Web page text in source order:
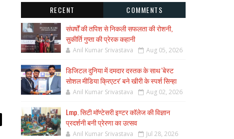
RECENT
COMMENTS
संघर्षों की तपिश से निकली सफलता की रोशनी,
सुकीर्ति गुप्ता की प्रेरक कहानी
Anil Kumar Srivastava Aug 05, 2026
डिजिटल दुनिया में दमदार दस्तक के साथ 'बेस्ट
सोशल मीडिया क्रिएटर' बने खीरी के स्पर्श सिन्हा
Anil Kumar Srivastava Aug 02, 2026
Lmp. सिटी मॉण्टेसरी इण्टर कॉलेज की विज्ञान
प्रदर्शनी बनी प्रेरणा का उत्सव
Anil Kumar Srivastava Jul 28, 2026